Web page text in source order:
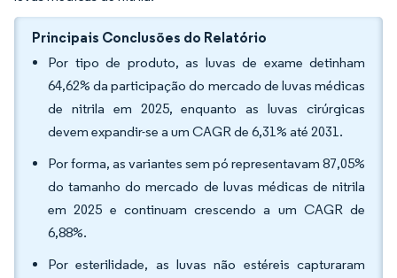
Principais Conclusões do Relatório
Por tipo de produto, as luvas de exame detinham
64,62% da participação do mercado de luvas médicas
de nitrila em 2025, enquanto as luvas cirúrgicas
devem expandir-se a um CAGR de 6,31% até 2031.
Por forma, as variantes sem pó representavam 87,05%
do tamanho do mercado de luvas médicas de nitrila
em 2025 e continuam crescendo a um CAGR de
6,88%.
Por esterilidade, as luvas não estéreis capturaram